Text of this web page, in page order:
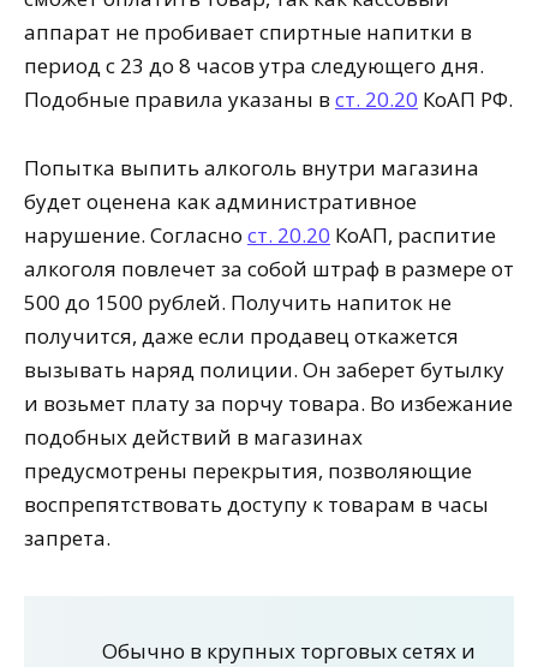
аппарат не пробивает спиртные напитки в
период с 23 до 8 часов утра следующего дня.
Подобные правила указаны в ст. 20.20 КоАП РФ.
Попытка выпить алкоголь внутри магазина
будет оценена как административное
нарушение. Согласно ст. 20.20 КоАП, распитие
алкоголя повлечет за собой штраф в размере от
500 до 1500 рублей. Получить напиток не
получится, даже если продавец откажется
вызывать наряд полиции. Он заберет бутылку
и возьмет плату за порчу товара. Во избежание
подобных действий в магазинах
предусмотрены перекрытия, позволяющие
воспрепятствовать доступу к товарам в часы
запрета.
Обычно в крупных торговых сетях и